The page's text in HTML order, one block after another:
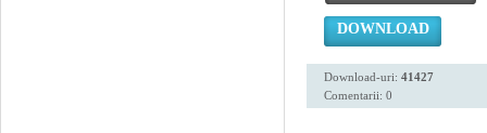
DOWNLOAD
Download-uri: 41427
Comentarii: 0